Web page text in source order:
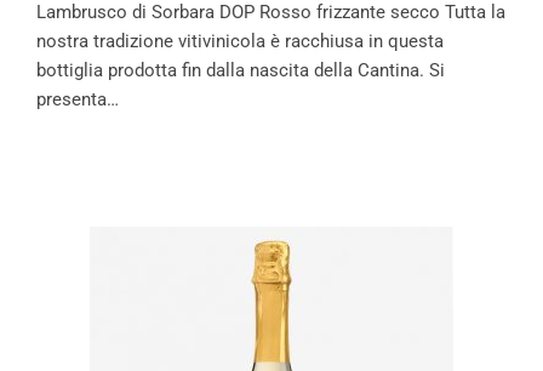
Lambrusco di Sorbara DOP Rosso frizzante secco Tutta la
nostra tradizione vitivinicola è racchiusa in questa
bottiglia prodotta fin dalla nascita della Cantina. Si
presenta…